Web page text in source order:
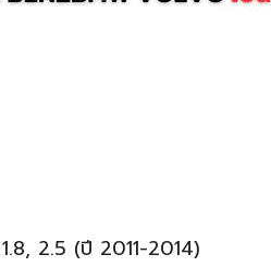
2.5 (ปี 2011-2014)